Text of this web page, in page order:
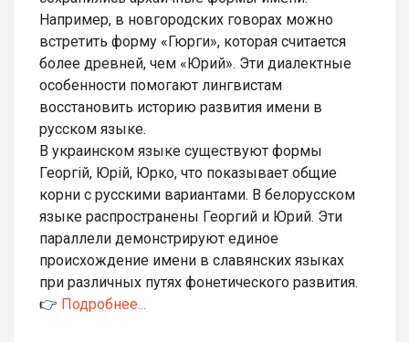
Например, в новгородских говорах можно
встретить форму «Гюрги», которая считается
более древней, чем «Юрий». Эти диалектные
особенности помогают лингвистам
восстановить историю развития имени в
русском языке.
В украинском языке существуют формы
Георгій, Юрій, Юрко, что показывает общие
корни с русскими вариантами. В белорусском
языке распространены Георгий и Юрий. Эти
параллели демонстрируют единое
происхождение имени в славянских языках
при различных путях фонетического развития.
👉 Подробнее...